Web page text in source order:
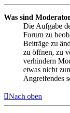
Was sind
Die Aufgabe
Forum zu
Beiträge zu
zu öffnen, zu
verhindern
etwas nicht
Angreifendes
Nach oben